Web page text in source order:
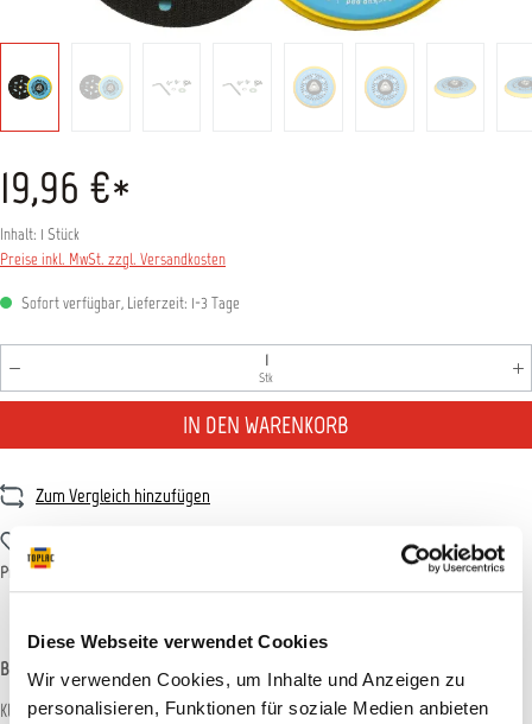
Diese Webseite verwendet Cookies
Wir verwenden Cookies, um Inhalte und Anzeigen zu
personalisieren, Funktionen für soziale Medien anbieten
19,96 €*
Inhalt: 1 Stück
Preise inkl. MwSt. zzgl. Versandkosten
Sofort verfügbar, Lieferzeit: 1-3 Tage
Produkt Anzahl: Gib den gewünschten Wert ein oder
Stk
IN DEN WARENKORB
Zum Vergleich hinzufügen
Produktnummer:
Beschreibung
Klettteller zur Aufnahme von Schleifscheiben. Durchmesser: 150 mmLochung: